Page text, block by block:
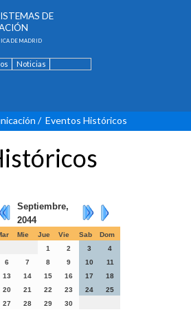
DE
DE MADRID
Noticias
/ Eventos Históricos
Septiembre,
2044
Mie Jue Vie Sab
Dom
1
2 3
4
6 7 8 9 10
11
13 14 15 16 17
18
20 21 22 23 24
25
27 28 29 30